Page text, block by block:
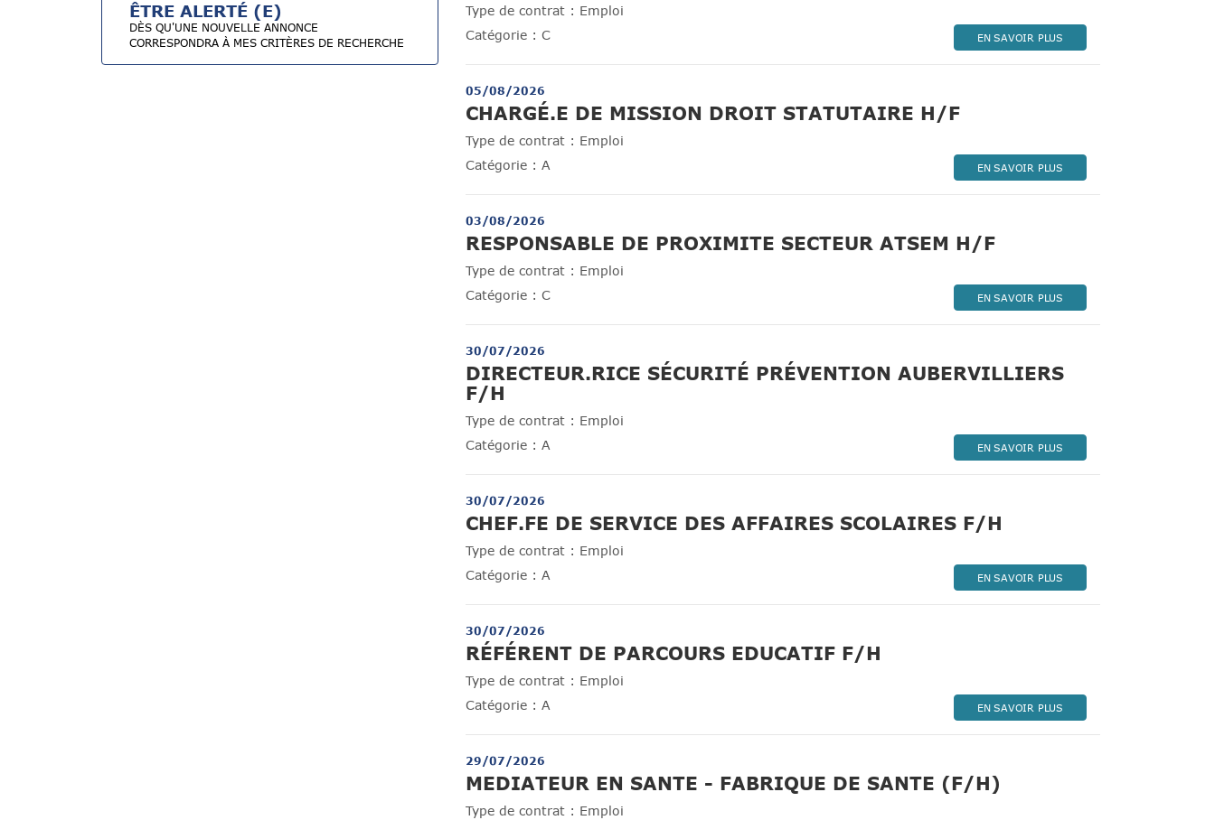
ÊTRE ALERTÉ (E)
DÈS QU'UNE NOUVELLE ANNONCE
CORRESPONDRA À MES CRITÈRES DE RECHERCHE
Type de contrat : Emploi
Catégorie : C EN SAVOIR PLUS
05/08/2026
CHARGÉ.E DE MISSION DROIT STATUTAIRE H/F(Nouvelle fenêtre)
Type de contrat : Emploi
Catégorie : A EN SAVOIR PLUS
03/08/2026
RESPONSABLE DE PROXIMITE SECTEUR ATSEM H/F(Nouvelle fenêtre)
Type de contrat : Emploi
Catégorie : C EN SAVOIR PLUS
30/07/2026
DIRECTEUR.RICE SÉCURITÉ PRÉVENTION AUBERVILLIERS
F/H
Type de contrat : Emploi
Catégorie : A EN SAVOIR PLUS
30/07/2026
CHEF.FE DE SERVICE DES AFFAIRES SCOLAIRES F/H
Type de contrat : Emploi
Catégorie : A EN SAVOIR PLUS
30/07/2026
RÉFÉRENT DE PARCOURS EDUCATIF F/H
Type de contrat : Emploi
Catégorie : A EN SAVOIR PLUS
29/07/2026
MEDIATEUR EN SANTE - FABRIQUE DE SANTE (F/H)
Type de contrat : Emploi